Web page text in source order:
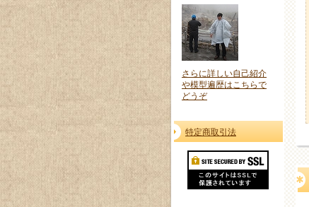
さらに詳しい自己紹介
や模型遍歴はこちらで
どうぞ
特定商取引法